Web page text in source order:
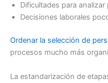
Dificultades para analizar
Decisiones laborales
Ordenar la selección de
procesos mucho más
La estandarización de